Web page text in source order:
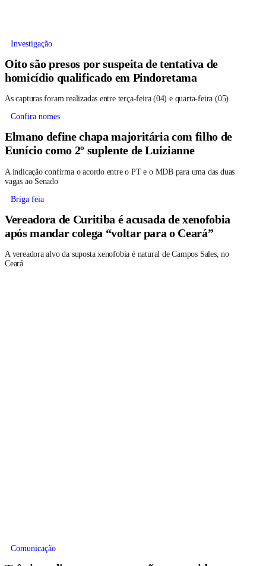
Investigação
Oito são presos por suspeita de tentativa de
homicídio qualificado em Pindoretama
As capturas foram realizadas entre terça-feira (04) e quarta-feira (05)
Confira nomes
Elmano define chapa majoritária com filho de
Eunício como 2º suplente de Luizianne
A indicação confirma o acordo entre o PT e o MDB para uma das duas
vagas ao Senado
Briga feia
Vereadora de Curitiba é acusada de xenofobia
após mandar colega “voltar para o Ceará”
A vereadora alvo da suposta xenofobia é natural de Campos Sales, no
Ceará
Comunicação